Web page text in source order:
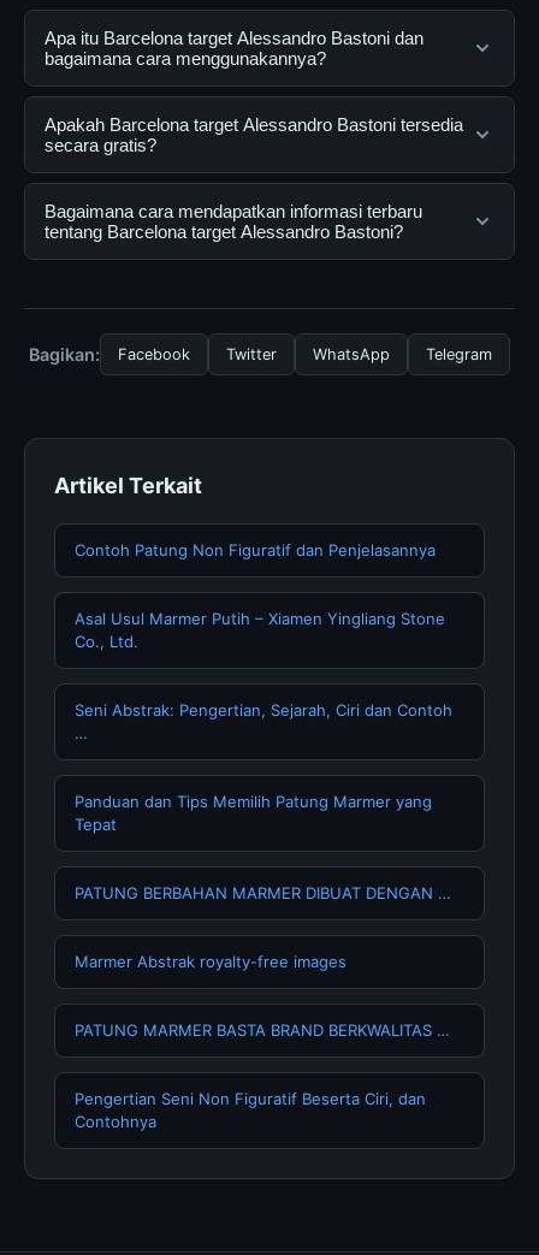
Apa itu Barcelona target Alessandro Bastoni dan
bagaimana cara menggunakannya?
Barcelona target Alessandro Bastoni adalah layanan
digital yang dirancang untuk membantu pengguna
mendapatkan informasi lengkap dan terpercaya. Anda
dapat menggunakannya dengan mengunjungi situs
resmi dan mengikuti panduan yang tersedia.
Apakah Barcelona target Alessandro Bastoni tersedia
secara gratis?
Ya, Barcelona target Alessandro Bastoni dapat diakses
secara gratis oleh semua pengguna. Tidak ada biaya
tersembunyi atau langganan yang diperlukan untuk
Bagaimana cara mendapatkan informasi terbaru
tentang Barcelona target Alessandro Bastoni?
mengunjungi halaman resmi kami secara berkala. Kami
selalu memperbarui konten dengan informasi terkini dan
Bagikan: Facebook Twitter WhatsApp Telegram
Artikel Terkait
Contoh Patung Non Figuratif dan Penjelasannya
Asal Usul Marmer Putih – Xiamen Yingliang Stone
Co., Ltd.
Seni Abstrak: Pengertian, Sejarah, Ciri dan Contoh
…
Panduan dan Tips Memilih Patung Marmer yang
Tepat
PATUNG BERBAHAN MARMER DIBUAT DENGAN …
Marmer Abstrak royalty-free images
PATUNG MARMER BASTA BRAND BERKWALITAS …
Pengertian Seni Non Figuratif Beserta Ciri, dan
Contohnya